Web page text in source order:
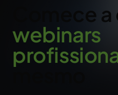
Comece
webinars
profission
mesmo